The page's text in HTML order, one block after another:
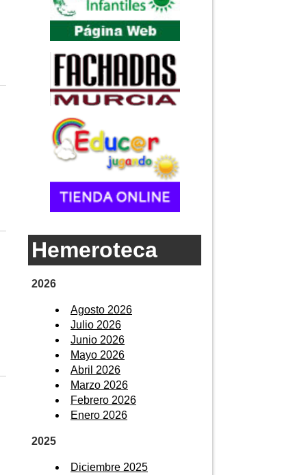
Hemeroteca
2026
Agosto 2026
Julio 2026
Junio 2026
Mayo 2026
Abril 2026
Marzo 2026
Febrero 2026
Enero 2026
2025
Diciembre 2025